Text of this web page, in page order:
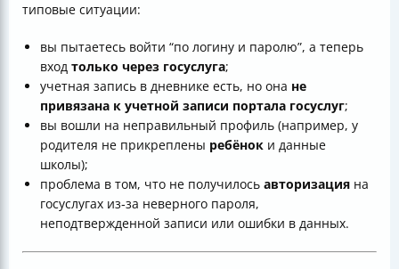
типовые ситуации:
вы пытаетесь войти “по логину и паролю”, а теперь
вход только через госуслуга;
учетная запись в дневнике есть, но она не
привязана к учетной записи портала госуслуг;
вы вошли на неправильный профиль (например, у
родителя не прикреплены ребёнок и данные
школы);
проблема в том, что не получилось авторизация на
госуслугах из‑за неверного пароля,
неподтвержденной записи или ошибки в данных.